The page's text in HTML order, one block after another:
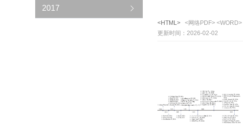
2017
<HTML>
<网络PDF> <WORD>
更新时间：2026-02-02